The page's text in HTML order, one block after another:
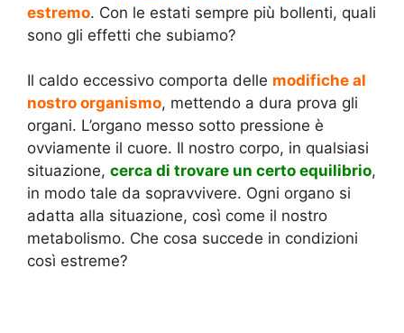
estremo. Con le estati sempre più bollenti, quali
sono gli effetti che subiamo?
Il caldo eccessivo comporta delle modifiche al
nostro organismo, mettendo a dura prova gli
organi. L’organo messo sotto pressione è
ovviamente il cuore. Il nostro corpo, in qualsiasi
situazione, cerca di trovare un certo equilibrio,
in modo tale da sopravvivere. Ogni organo si
adatta alla situazione, così come il nostro
metabolismo. Che cosa succede in condizioni
così estreme?